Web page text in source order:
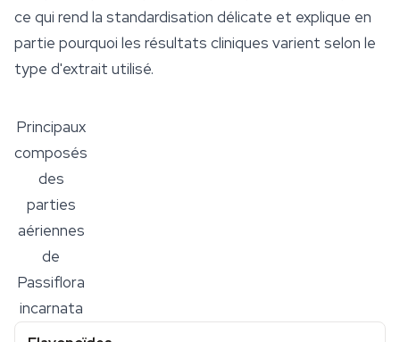
ce qui rend la standardisation délicate et explique en
partie pourquoi les résultats cliniques varient selon le
type d'extrait utilisé.
Principaux
composés
des
parties
aériennes
de
Passiflora
incarnata